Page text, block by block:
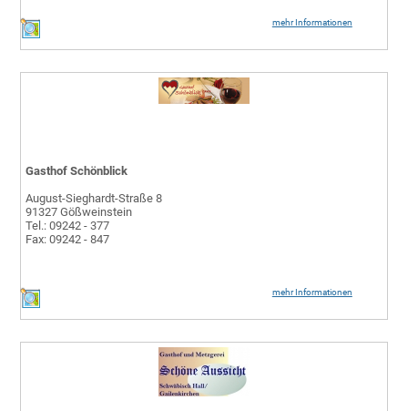
mehr Informationen
mehr Informationen
Gasthof Schönblick
August-Sieghardt-Straße 8
91327 Gößweinstein
Tel.: 09242 - 377
Fax: 09242 - 847